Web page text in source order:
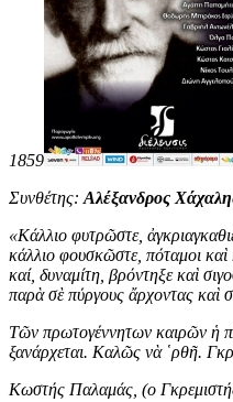
1859
Συνθέτης: Αλέξανδρος
«Κάλλιο φυτρῶστε,
κάλλιο φουσκῶστε, πόταμοι καὶ
καί, δυναμίτη, βρόντηξε καὶ
παρὰ σὲ πύργους ἄρχοντας καὶ
Τῶν πρωτογέννητων καιρῶν ἡ
ξανάρχεται. Καλῶς νὰ ῾ρθῆ.
Κωστής Παλαμάς, (ο